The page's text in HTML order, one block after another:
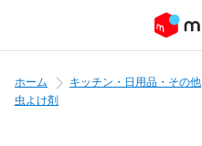
ホーム キッチン・日用品・その他
虫よけ剤